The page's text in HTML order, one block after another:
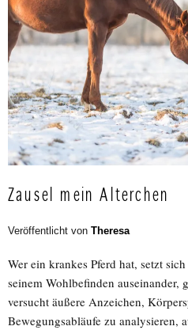
Zausel mein Alterchen
Veröffentlicht von Theresa
Wer ein krankes Pferd hat, setzt
seinem Wohlbefinden auseinander,
versucht äußere Anzeichen,
Bewegungsabläufe zu analysieren,